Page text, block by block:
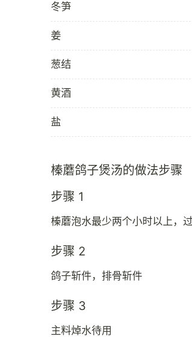
冬笋
姜
葱结
黄酒
盐
榛蘑鸽子煲汤的做法步骤
步骤 1
榛蘑泡水最少两个小时以上，
步骤 2
鸽子斩件，排骨斩件
步骤 3
主料焯水待用